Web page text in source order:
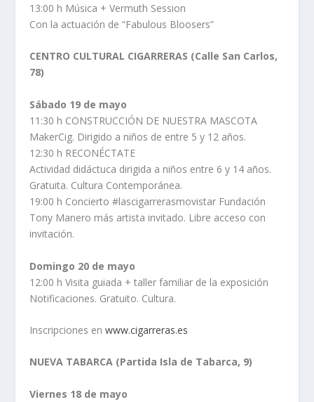
13:00 h Música + Vermuth Session
Con la actuación de “Fabulous Bloosers”
CENTRO CULTURAL CIGARRERAS (Calle San Carlos,
78)
Sábado 19 de mayo
11:30 h CONSTRUCCIÓN DE NUESTRA MASCOTA
MakerCig. Dirigido a niños de entre 5 y 12 años.
12:30 h RECONÉCTATE
Actividad didáctuca dirigida a niños entre 6 y 14 años.
Gratuita. Cultura Contemporánea.
19:00 h Concierto #lascigarrerasmovistar Fundación
Tony Manero más artista invitado. Libre acceso con
invitación.
Domingo 20 de mayo
12:00 h Visita guiada + taller familiar de la exposición
Notificaciones. Gratuito. Cultura.
Inscripciones enwww.cigarreras.es
NUEVA TABARCA (Partida Isla de Tabarca, 9)
Viernes 18 de mayo